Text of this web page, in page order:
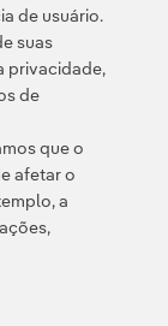
legal
Acessibilidade
reservados.
de usuário.
suas
privacidade,
de
que o
afetar o
a